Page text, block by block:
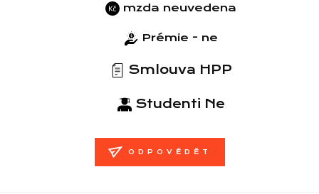
mzda neuvedena
Prémie - ne
Smlouva HPP
Studenti Ne
ODPOVĚDĚT